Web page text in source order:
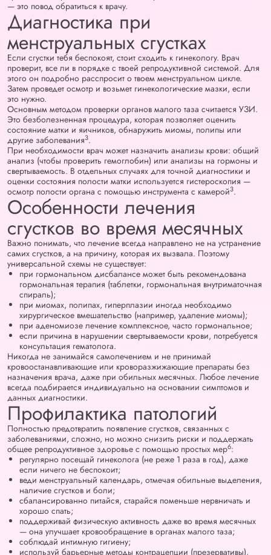
— это повод обратиться к врачу.
Диагностика при
менструальных сгустках
Если сгустки тебя беспокоят, стоит сходить к гинекологу. Врач
проверит, все ли в порядке с твоей репродуктивной системой. Для
этого он подробно расспросит о твоем менструальном цикле.
Затем проведет осмотр и возьмет гинекологические мазки, если
это нужно.
Основным методом проверки органов малого таза считается УЗИ.
Это безболезненная процедура, которая позволяет оценить
состояние матки и яичников, обнаружить миомы, полипы или
другие заболевания3.
При необходимости врач может назначить анализы крови: общий
анализ (чтобы проверить гемоглобин) или анализы на гормоны и
свертываемость. В отдельных случаях для точной диагностики и
оценки состояния полости матки используется гистероскопия —
осмотр полости органа с помощью инструмента с камерой3.
Особенности лечения
сгустков во время месячных
Важно понимать, что лечение всегда направлено не на устранение
самих сгустков, а на причину, которая их вызвала. Поэтому
универсальной схемы не существует:
при гормональном дисбалансе может быть рекомендована
гормональная терапия (таблетки, гормональная внутриматочная
спираль);
при миомах, полипах, гиперплазии иногда необходимо
хирургическое вмешательство (например, удаление миомы);
при аденомиозе лечение комплексное, часто гормональное;
если причина в нарушении свертываемости крови, потребуется
консультация гематолога.
Никогда не занимайся самолечением и не принимай
кровоостанавливающие или кроворазжижающие препараты без
назначения врача, даже при обильных месячных. Любое лечение
всегда подбирается индивидуально на основании симптомов и
данных диагностики.
Профилактика патологий
Полностью предотвратить появление сгустков, связанных с
заболеваниями, сложно, но можно снизить риски и поддержать
общее репродуктивное здоровье с помощью простых мер6:
регулярно посещай гинеколога (не реже 1 раза в год), даже
если ничего не беспокоит;
веди менструальный календарь, отмечая обильные выделения,
наличие сгустков и боли;
сбалансированно питайся, старайся поменьше нервничать и
хорошо спать;
поддерживай физическую активность даже во время месячных
— она улучшает кровообращение в органах малого таза;
соблюдай интимную гигиену;
используй барьерные методы контрацепции (презервативы),